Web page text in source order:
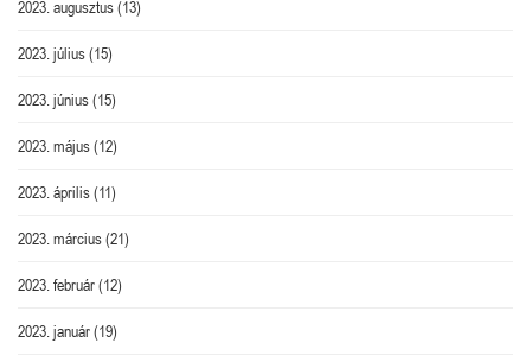
2023. augusztus(13)
2023. július(15)
2023. június(15)
2023. május(12)
2023. április(11)
2023. március(21)
2023. február(12)
2023. január(19)